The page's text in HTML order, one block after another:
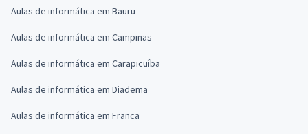
Aulas de informática em Bauru
Aulas de informática em Campinas
Aulas de informática em Carapicuíba
Aulas de informática em Diadema
Aulas de informática em Franca